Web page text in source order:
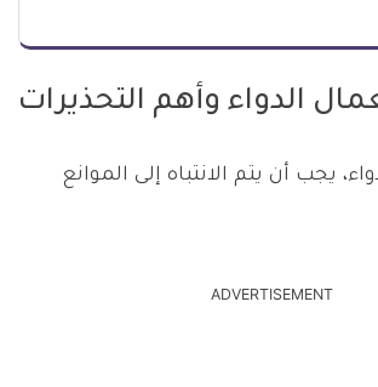
الدواء وأهم التحذيرات
يجب أن يتم الانتباه إلى الموانع
ADVERTISEMENT